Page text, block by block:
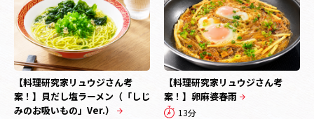
【料理研究家リュウジさん考
案！】貝だし塩ラーメン（「しじ
みのお吸いもの」Ver.）
【料理研究家リュウジさん考
案！】卵麻婆春雨
13分